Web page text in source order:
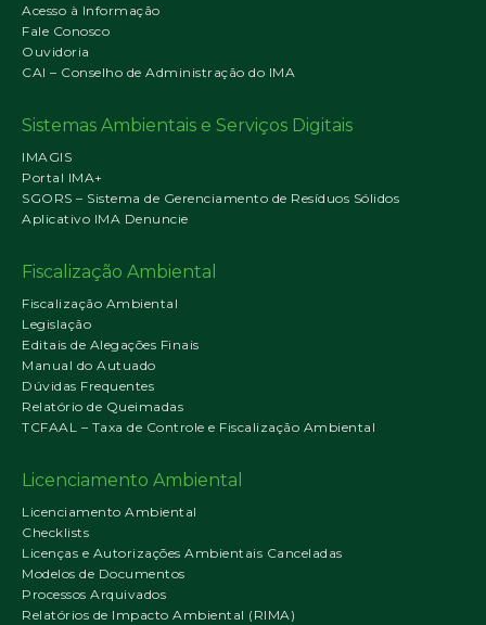
Acesso à Informação
Fale Conosco
Ouvidoria
CAI – Conselho de Administração do IMA
Sistemas Ambientais e Serviços Digitais
IMAGIS
Portal IMA+
SGORS – Sistema de Gerenciamento de Resíduos Sólidos
Aplicativo IMA Denuncie
Fiscalização Ambiental
Fiscalização Ambiental
Legislação
Editais de Alegações Finais
Manual do Autuado
Dúvidas Frequentes
Relatório de Queimadas
TCFAAL – Taxa de Controle e Fiscalização Ambiental
Licenciamento Ambiental
Licenciamento Ambiental
Checklists
Licenças e Autorizações Ambientais Canceladas
Modelos de Documentos
Processos Arquivados
Relatórios de Impacto Ambiental (RIMA)